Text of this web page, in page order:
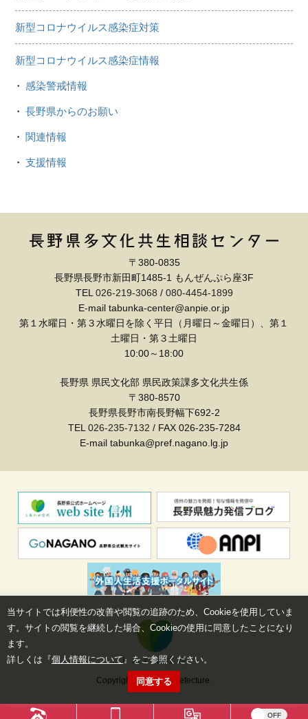
新型コロナウイルス感染症対策
新型コロナウイルス感染症情報
感染警戒情報
長野県からのお願い
関連情報
支援情報
〒380-0835
長野県長野市新田町1485-1 もんぜんぷら座3F
TEL026-219-3068 / 080-4454-1899
E-mail tabunka-center@anpie.or.jp
第１水曜日・第３水曜日を除く平日（月曜日～金曜日）、第１
土曜日・第３土曜日
10:00～18:00
長野県 県民文化部 県民政策課多文化共生係
〒380-8570
長野県長野市南長野幅下692-2
TEL026-235-7132 / FAX 026-235-7284
E-mail tabunka@pref.nagano.lg.jp
Copyright©Nagano Prefecture.
当サイトでは利便性の改善や閲覧の追跡のため、Cookieを使用していま
す。サイトの閲覧を継続した場合、Cookieの使用に同意したことになり
ます。
詳しくは『個人情報について』をご参照ください。
同意する